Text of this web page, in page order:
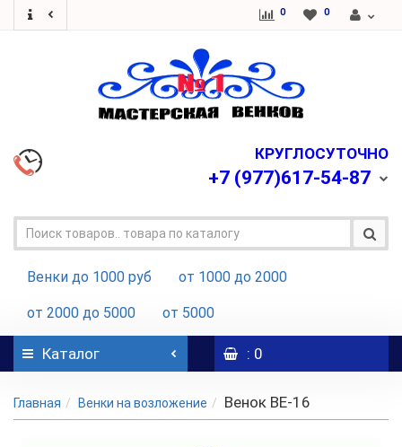
0 0
КРУГЛОСУТОЧНО
+7 (977)617-54-87
Венки до 1000 руб от 1000 до 2000
от 2000 до 5000 от 5000
Каталог : 0
Главная Венки на возложение Венок ВЕ-16